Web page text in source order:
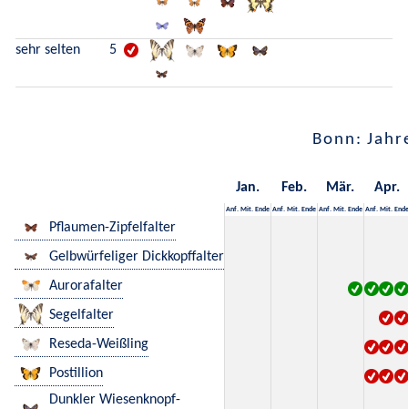
sehr selten 5
Bonn:
Jan. Feb. Mär. Apr.
Anf. Mit. Ende Anf. Mit. Ende Anf. Mit. Ende Anf. Mit. Ende
Pflaumen-Zipfelfalter
Gelbwürfeliger Dickkopffalter
Aurorafalter
Segelfalter
Reseda-Weißling
Postillion
Dunkler Wiesenknopf-